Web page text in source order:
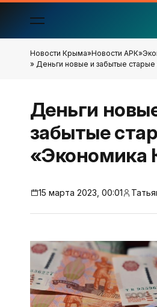
Новости Крыма»Новости АРК»
» Деньги новые и забытые
Деньги
забытые
«Экономика
15 марта 2023, 00:01